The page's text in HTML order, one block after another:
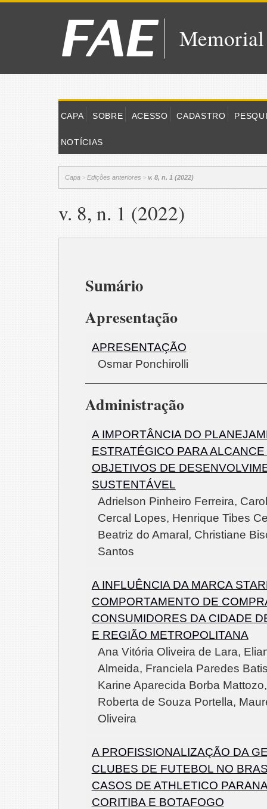
Memorial
CAPA SOBRE ACESSO CADASTRO
NOTÍCIAS
Capa > Edições anteriores > v. 8, n. 1 (2022)
v. 8, n. 1 (2022)
Sumário
Apresentação
APRESENTAÇÃO
Osmar Ponchirolli
Administração
A IMPORTÂNCIA DO
ESTRATÉGICO PARA
OBJETIVOS DE
SUSTENTÁVEL
Adrielson Pinheiro Ferreira,
Cercal Lopes, Henrique Tibes
Beatriz do Amaral, Christiane
Santos
A INFLUÊNCIA DA MARCA
COMPORTAMENTO DE
CONSUMIDORES DA CIDADE
E REGIÃO METROPOLITANA
Ana Vitória Oliveira de Lara,
Almeida, Franciela Paredes
Karine Aparecida Borba
Roberta de Souza Portella,
Oliveira
A PROFISSIONALIZAÇÃO DA
CLUBES DE FUTEBOL NO
CASOS DE ATHLETICO
CORITIBA E BOTAFOGO